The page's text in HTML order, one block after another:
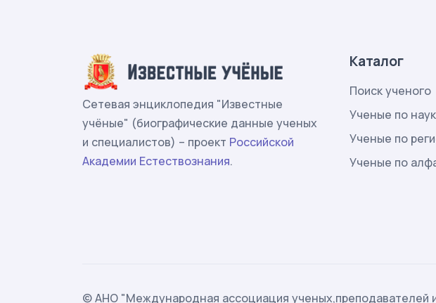
Сетевая энциклопедия "Известные
учёные" (биографические данные ученых
и специалистов) – проект Российской
Академии Естествознания.
Каталог
Поиск ученого
Ученые по
Ученые по
Ученые по
© АНО "Международная ассоциация ученых,преподавателей